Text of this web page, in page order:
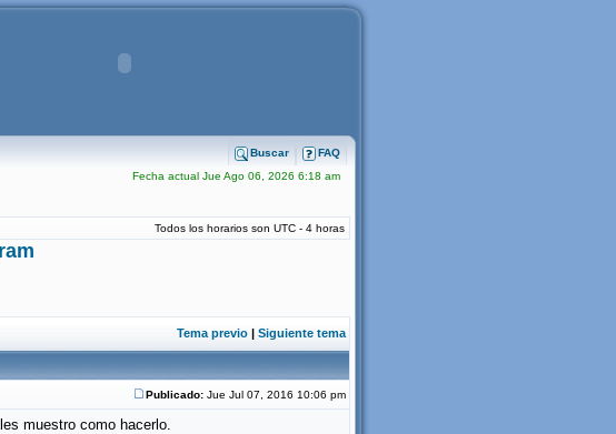
FAQ
Buscar
Fecha actual Jue Ago 06, 2026 6:18 am
Todos los horarios son UTC - 4 horas
Tema previo | Siguiente tema
Publicado: Jue Jul 07, 2016 10:06 pm
muestro como hacerlo.